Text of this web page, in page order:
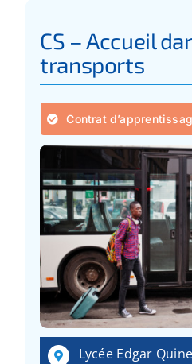
Validation des
Recherche
pour
CS – Accueil
transports
Contrat
Lycée Edgar